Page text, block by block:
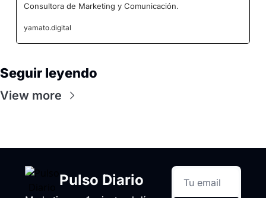
Consultora de Marketing y Comunicación.
yamato.digital
Seguir leyendo
View more
Pulso Diario